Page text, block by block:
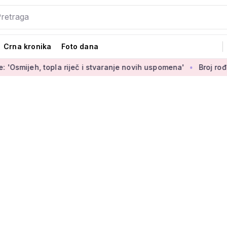
Crna kronika Foto dana
riječ i stvaranje novih uspomena' Broj rođenih raste